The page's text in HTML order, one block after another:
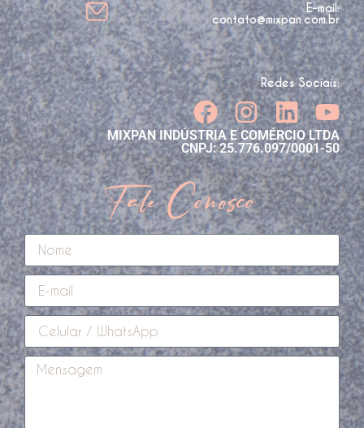
E-mail:
contato@mixpan.com.br
Redes Sociais:
MIXPAN INDÚSTRIA E COMÉRCIO LTDA
CNPJ: 25.776.097/0001-50
Fale Conosco